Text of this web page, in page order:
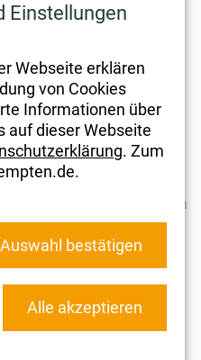
bei Trennung der Eltern und
Aufenthalt? Wir unter­
bestmögliche Lösung für
bei Trennung und
zum Umgang mit den
beraten Sie bei der
individuellen
Einstellungen
Webseite erklären
von Cookies
Informationen über
auf dieser Webseite
. Zum
Auswahl bestätigen
Alle akzeptieren